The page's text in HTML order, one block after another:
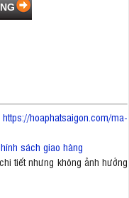
https://hoaphatsaigon.com/ma-
sách giao hàng
tiết nhưng không ảnh hưởng